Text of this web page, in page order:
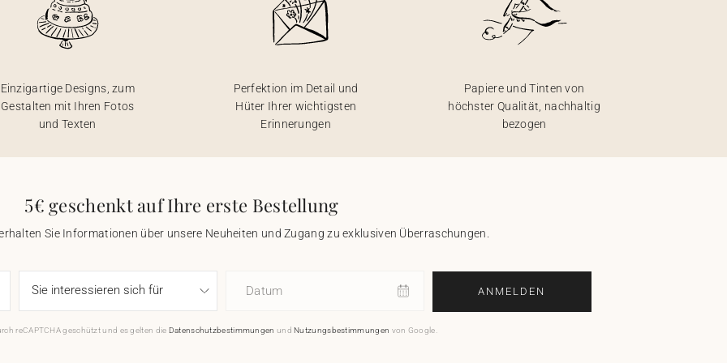
Einzigartige Designs, zum
Gestalten mit Ihren Fotos
und Texten
Perfektion im Detail und
Hüter Ihrer wichtigsten
Erinnerungen
Papiere und Tinten von
höchster Qualität, nachhaltig
bezogen
5€ geschenkt auf Ihre erste Bestellung
Sie Informationen über unsere Neuheiten und Zugang zu exklusiven Überraschungen.
Datum ANMELDEN
reCAPTCHA geschützt und es gelten die Datenschutzbestimmungen und Nutzungsbestimmungen von Google.